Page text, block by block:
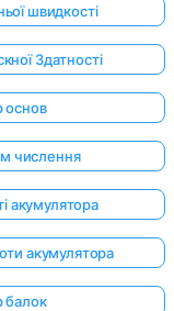
швидкості
Здатності
основ
числення
акумулятора
акумулятора
балок